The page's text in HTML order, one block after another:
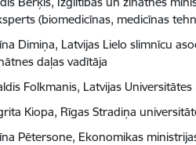
(biomedicīnas, medicīnas
Dimiņa, Latvijas Lielo slimnīcu
daļas vadītāja
Folkmanis, Latvijas
Kiopa, Rīgas Stradiņa
Pētersone, Ekonomikas